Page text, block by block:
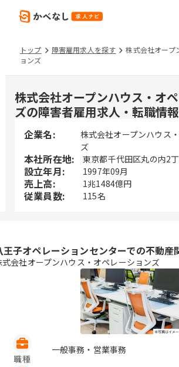
トップ 障害雇用求人を探す
株式会社オープ
ョンズ
株式会社オープンハウス・オ
ズの障害者雇用求人・転職情報
企業名:
株式会社オープンハウス
ズ
本社所在地: 東京都千代田区丸の内2
設立年月: 1997年09月
売上高: 1兆1484億円
従業員数: 115名
王子オペレーションセンターでの不動産
式会社オープンハウス・オペレーションズ
職種
一般事務・営業事務